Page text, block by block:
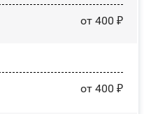
от 400 ₽
от 400 ₽